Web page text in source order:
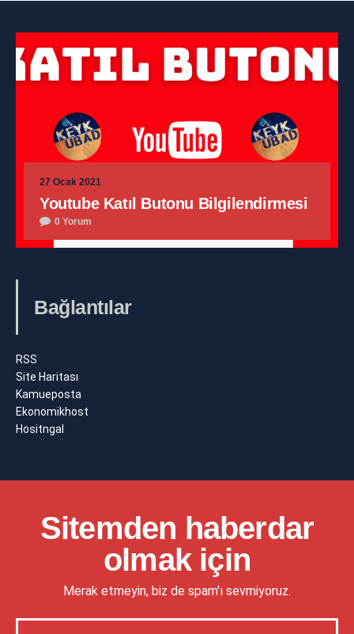
27 Ocak 2021
Youtube Katıl Butonu Bilgilendirmesi
0 Yorum
Bağlantılar
RSS
Site Haritası
Kamueposta
Ekonomikhost
Hositngal
Sitemden haberdar
olmak için
Merak etmeyin, biz de spam'ı sevmiyoruz.